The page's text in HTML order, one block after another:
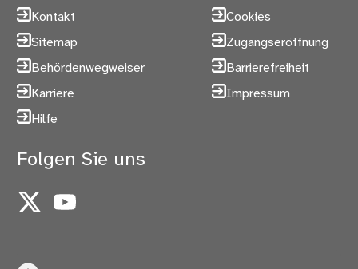
Kontakt
Sitemap
Behördenwegweiser
Karriere
Hilfe
Cookies
Zugangseröffnung
Barrierefreiheit
Impressum
Folgen Sie uns
X YouTube